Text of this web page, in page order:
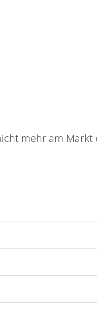
mehr am